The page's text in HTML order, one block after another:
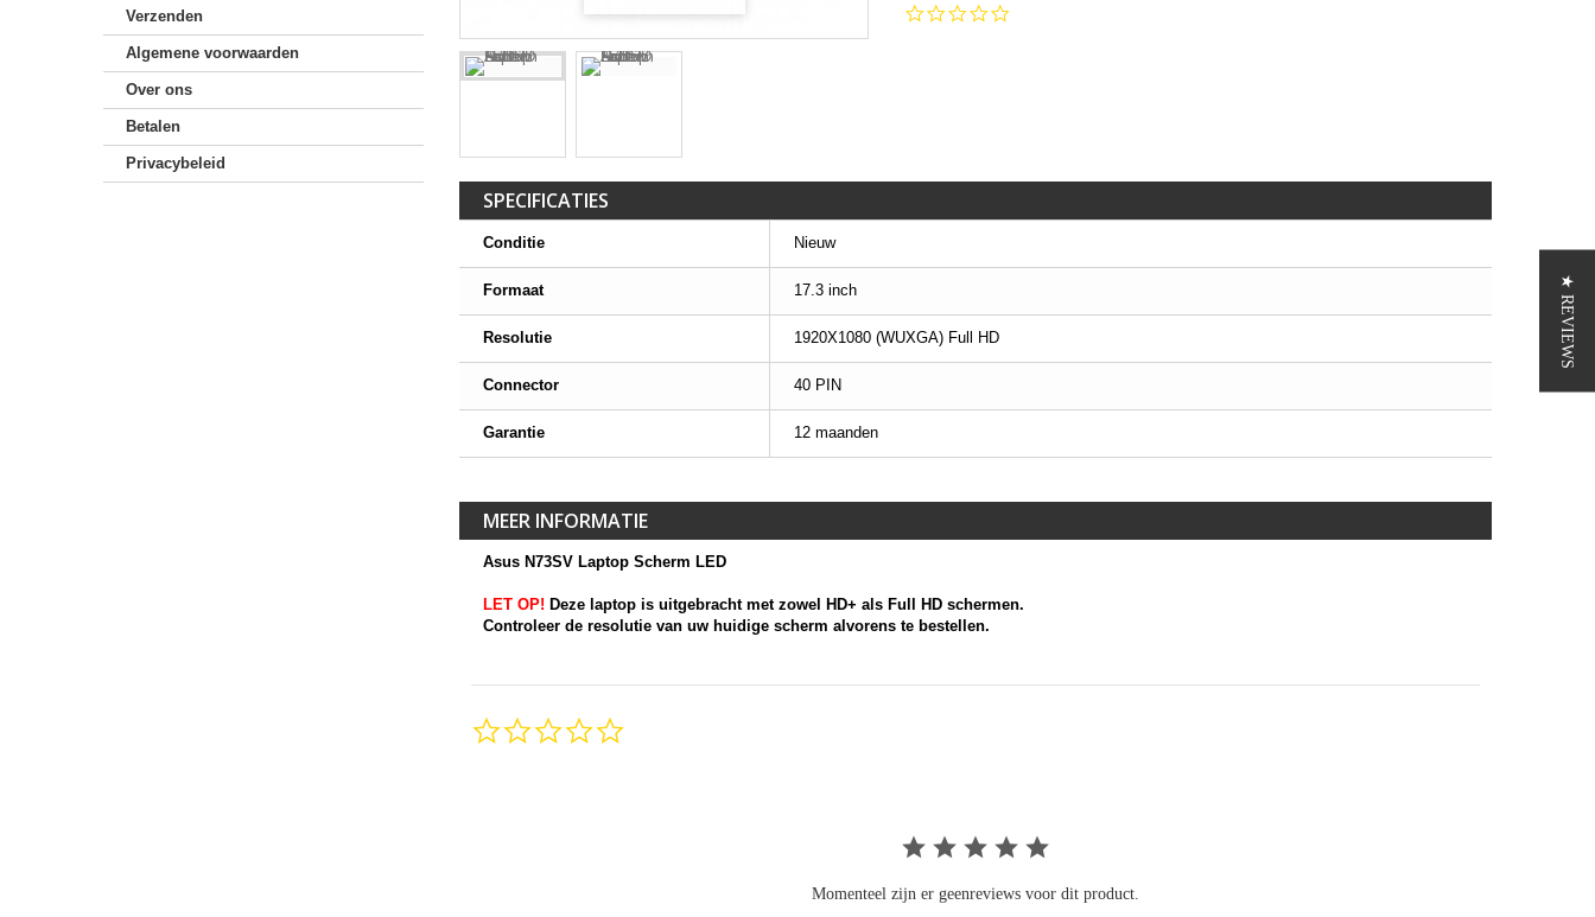
Verzenden
Algemene voorwaarden
Over ons
Betalen
Privacybeleid
SPECIFICATIES
Conditie Nieuw
Formaat 17.3 inch
Resolutie 1920X1080 (WUXGA) Full HD
Connector 40 PIN
Garantie 12 maanden
MEER INFORMATIE
Asus N73SV Laptop Scherm LED
LET OP! Deze laptop is uitgebracht met zowel HD+ als Full HD schermen.
Controleer de resolutie van uw huidige scherm alvorens te bestellen.
Momenteel zijn er geenreviews voor dit product.
★ REVIEWS